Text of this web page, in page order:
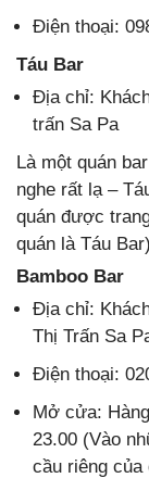
Điện thoại:
Táu Bar
Địa chỉ:
trấn Sa Pa
Là một quán
nghe rất lạ –
quán được
quán là Táu
Bamboo Bar
Địa chỉ:
Thị Trấn Sa
Điện thoại:
Mở cửa:
23.00 (Vào
cầu riêng của